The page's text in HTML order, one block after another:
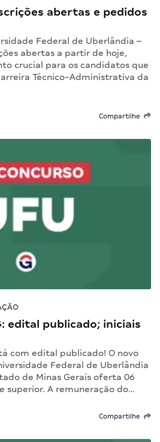
abertas e pedidos
Federal de Uberlândia –
abertas a partir de hoje,
crucial para os candidatos que
Técnico-Administrativa da
Compartilhe
edital publicado; iniciais
com edital publicado! O novo
Federal de Uberlândia
de Minas Gerais oferta 06
superior. A remuneração do…
Compartilhe